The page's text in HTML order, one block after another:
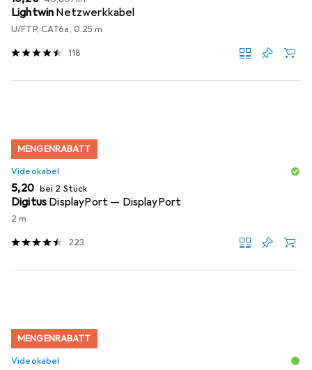
Lightwin Netzwerkkabel
U/FTP, CAT6a, 0.25 m
118
MENGENRABATT
Videokabel
EUR
5,20 bei 2 Stück
Digitus DisplayPort — DisplayPort
2 m
223
MENGENRABATT
Videokabel